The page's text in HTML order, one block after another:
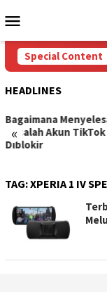
to
Menu
Special Content
Cara
HEADLINES
«
Bagaimana
Masalah Akun
Diblokir
TAG:XPERIA 1 IV